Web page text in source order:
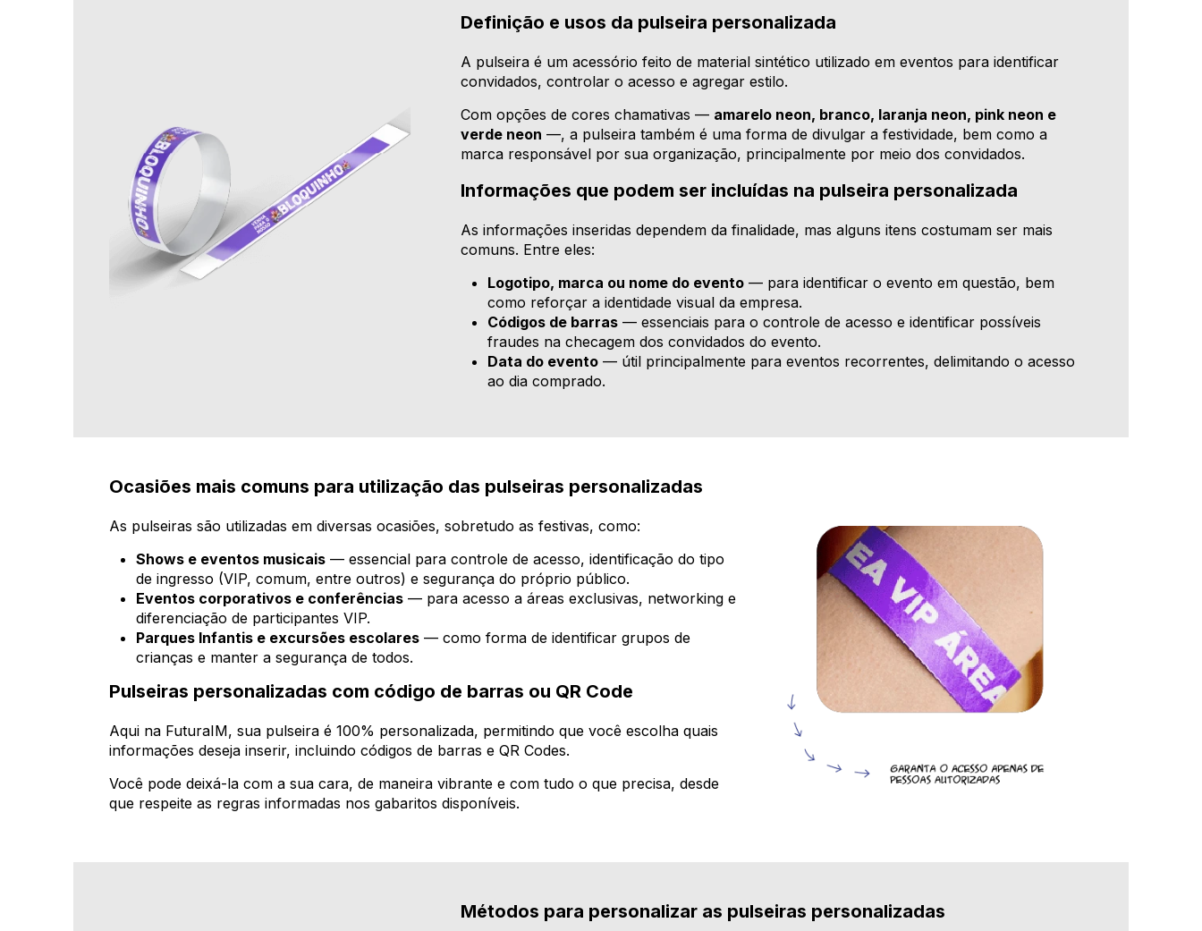
Definição e usos da pulseira personalizada
A pulseira é um acessório feito de material sintético utilizado em eventos para identificar
convidados, controlar o acesso e agregar estilo.
Com opções de cores chamativas — amarelo neon, branco, laranja neon, pink neon e
verde neon —, a pulseira também é uma forma de divulgar a festividade, bem como a
marca responsável por sua organização, principalmente por meio dos convidados.
Informações que podem ser incluídas na pulseira personalizada
As informações inseridas dependem da finalidade, mas alguns itens costumam ser mais
comuns. Entre eles:
Logotipo, marca ou nome do evento — para identificar o evento em questão, bem
como reforçar a identidade visual da empresa.
Códigos de barras — essenciais para o controle de acesso e identificar possíveis
fraudes na checagem dos convidados do evento.
Data do evento — útil principalmente para eventos recorrentes, delimitando o acesso
ao dia comprado.
Ocasiões mais comuns para utilização das pulseiras personalizadas
As pulseiras são utilizadas em diversas ocasiões, sobretudo as festivas, como:
Shows e eventos musicais — essencial para controle de acesso, identificação do tipo
de ingresso (VIP, comum, entre outros) e segurança do próprio público.
Eventos corporativos e conferências — para acesso a áreas exclusivas, networking e
diferenciação de participantes VIP.
Parques Infantis e excursões escolares — como forma de identificar grupos de
crianças e manter a segurança de todos.
Pulseiras personalizadas com código de barras ou QR Code
Aqui na FuturaIM, sua pulseira é 100% personalizada, permitindo que você escolha quais
informações deseja inserir, incluindo códigos de barras e QR Codes.
Você pode deixá-la com a sua cara, de maneira vibrante e com tudo o que precisa, desde
que respeite as regras informadas nos gabaritos disponíveis.
Métodos para personalizar as pulseiras personalizadas